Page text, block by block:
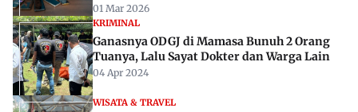
01 Mar 2026
KRIMINAL
Ganasnya ODGJ di Mamasa Bunuh 2 Orang
Tuanya, Lalu Sayat Dokter dan Warga Lain
04 Apr 2024
WISATA & TRAVEL